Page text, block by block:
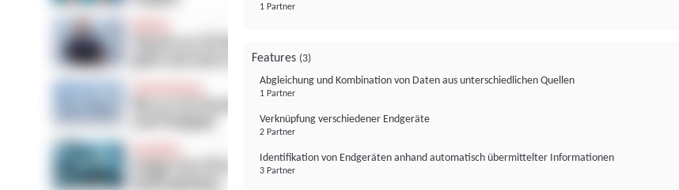
1 Partner
Features (3)
Abgleichung und Kombination von Daten aus unterschiedlichen Quellen
1 Partner
Verknüpfung verschiedener Endgeräte
2 Partner
Identifikation von Endgeräten anhand automatisch übermittelter Informationen
3 Partner